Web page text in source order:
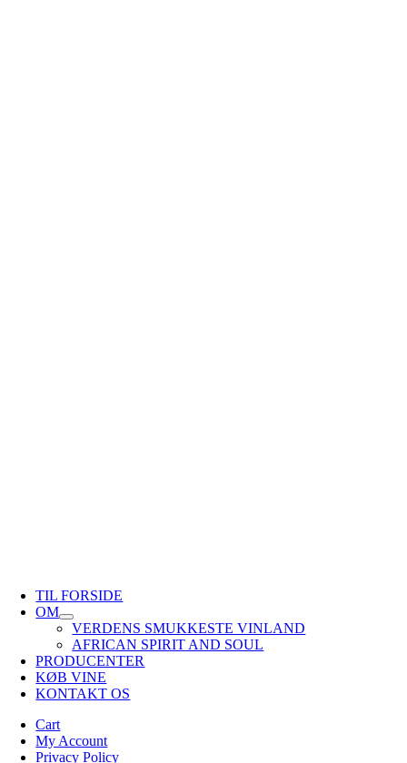
TIL FORSIDE
OM
VERDENS SMUKKESTE VINLAND
AFRICAN SPIRIT AND SOUL
PRODUCENTER
KØB VINE
KONTAKT OS
Cart
My Account
Privacy Policy